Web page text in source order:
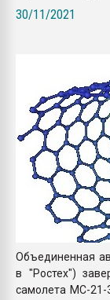
30/11/2021
Объединенная
в "Ростех")
самолета МС-21-